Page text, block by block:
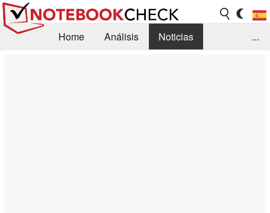
Home Análisis
Noticias
...